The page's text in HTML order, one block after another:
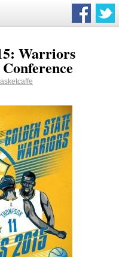
Warriors